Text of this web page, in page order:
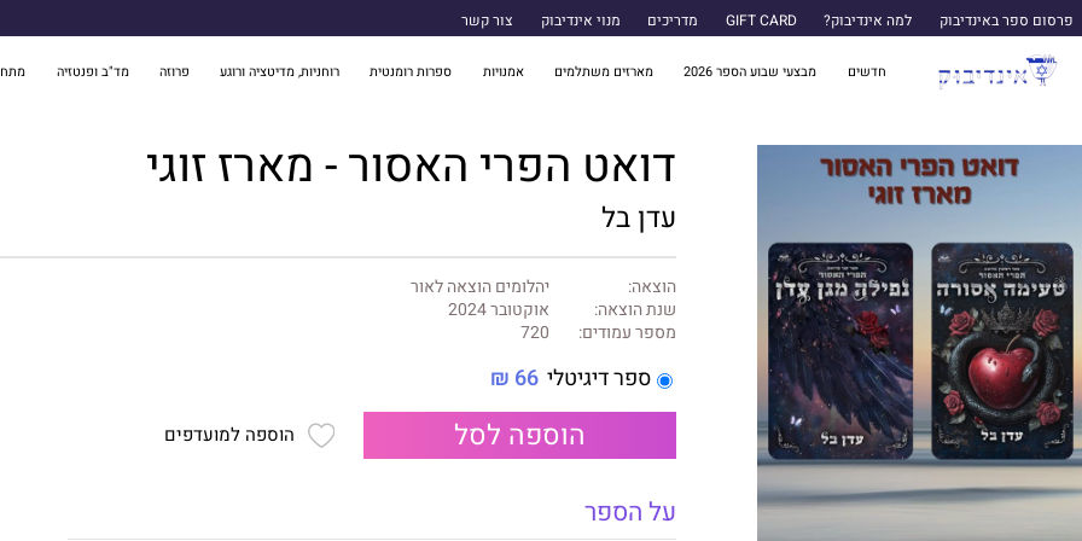
פרסום ספר באינדיבוק למה אינדיבוק? GIFT CARD מדריכים מנוי אינדיבוק צור קשר
חדשים מבצעי שבוע הספר 2026 מארזים משתלמים אמנויות ספרות רומנטית רוחניות, מדיטציה ורוגע פרוזה מד"ב ופנטזיה מתח
דואט הפרי האסור - מארז זוגי
עדן בל
הוצאה:
יהלומים הוצאה לאור
שנת הוצאה:
אוקטובר 2024
מספר עמודים:
720
ספר דיגיטלי 66 ₪
הוספה לסל הוספה למועדפים
על הספר